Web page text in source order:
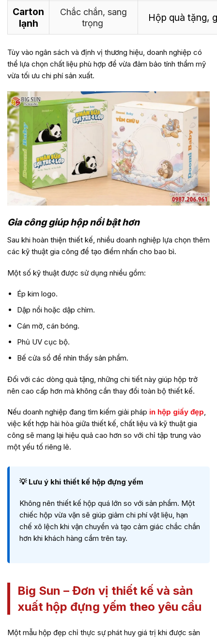
Carton
lạnh
Chắc chắn, sang
trọng
Hộp quà tặng,
Tùy vào ngân sách và định vị thương hiệu, doanh nghiệp có
thể lựa chọn chất liệu phù hợp để vừa đảm bảo tính thẩm mỹ
vừa tối ưu chi phí sản xuất.
Gia công giúp hộp nổi bật hơn
Sau khi hoàn thiện thiết kế, nhiều doanh nghiệp lựa chọn thêm
các kỹ thuật gia công để tạo điểm nhấn cho bao bì.
Một số kỹ thuật được sử dụng nhiều gồm:
Ép kim logo.
Dập nổi hoặc dập chìm.
Cán mờ, cán bóng.
Phủ UV cục bộ.
Bế cửa sổ để nhìn thấy sản phẩm.
Đối với các dòng quà tặng, những chi tiết này giúp hộp trở
nên cao cấp hơn mà không cần thay đổi toàn bộ thiết kế.
Nếu doanh nghiệp đang tìm kiếm giải pháp in hộp giấy đẹp,
việc kết hợp hài hòa giữa thiết kế, chất liệu và kỹ thuật gia
công sẽ mang lại hiệu quả cao hơn so với chỉ tập trung vào
một yếu tố riêng lẻ.
💡 Lưu ý khi thiết kế hộp đựng yếm
Không nên thiết kế hộp quá lớn so với sản phẩm. Một
chiếc hộp vừa vặn sẽ giúp giảm chi phí vật liệu, hạn
chế xô lệch khi vận chuyển và tạo cảm giác chắc chắn
hơn khi khách hàng cầm trên tay.
Big Sun – Đơn vị thiết kế và sản
xuất hộp đựng yếm theo yêu cầu
Một mẫu hộp đẹp chỉ thực sự phát huy giá trị khi được sản